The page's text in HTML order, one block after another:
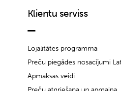
Klientu serviss
Lojalitātes programma
Preču piegādes nosacījumi
Apmaksas veidi